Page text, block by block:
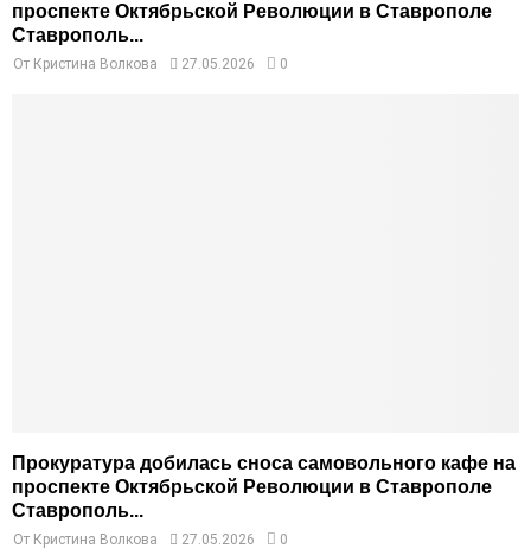
проспекте Октябрьской Революции в Ставрополе
Ставрополь...
От Кристина Волкова 27.05.2026 0
Прокуратура добилась сноса самовольного кафе на
проспекте Октябрьской Революции в Ставрополе
Ставрополь...
От Кристина Волкова 27.05.2026 0